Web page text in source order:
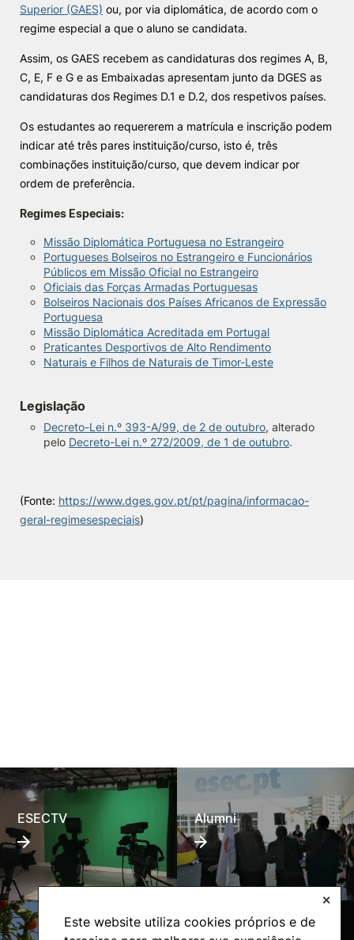
Este website utiliza cookies próprios e de
✕
Superior (GAES) ou, por via diplomática, de acordo com o
regime especial a que o aluno se candidata.
Assim, os GAES recebem as candidaturas dos regimes A, B,
C, E, F e G e as Embaixadas apresentam junto da DGES as
candidaturas dos Regimes D.1 e D.2, dos respetivos países.
Os estudantes ao requererem a matrícula e inscrição podem
indicar até três pares instituição/curso, isto é, três
combinações instituição/curso, que devem indicar por
ordem de preferência.
Regimes Especiais:
Missão Diplomática Portuguesa no Estrangeiro
Portugueses Bolseiros no Estrangeiro e Funcionários
Públicos em Missão Oficial no Estrangeiro
Oficiais das Forças Armadas Portuguesas
Bolseiros Nacionais dos Países Africanos de Expressão
Portuguesa
Missão Diplomática Acreditada em Portugal
Praticantes Desportivos de Alto Rendimento
Naturais e Filhos de Naturais de Timor-Leste
Legislação
Decreto-Lei n.º 393-A/99, de 2 de outubro, alterado
pelo Decreto-Lei n.º 272/2009, de 1 de outubro.
(Fonte: https://www.dges.gov.pt/pt/pagina/informacao-
geral-regimesespeciais)
ESECTV Alumni